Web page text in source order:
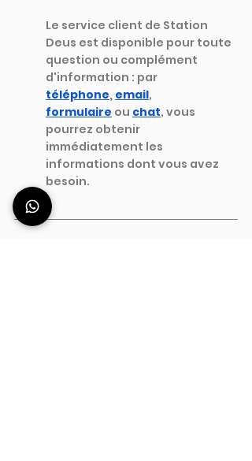
Le service client de Station
Deus est disponible pour toute
question ou complément
d'information : par
téléphone, email,
formulaire ou chat, vous
pourrez obtenir
immédiatement les
informations dont vous avez
besoin.